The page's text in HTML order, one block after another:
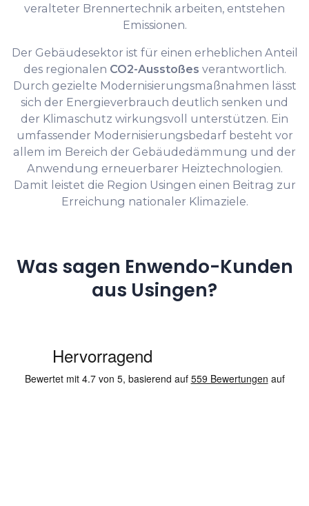
veralteter Brennertechnik arbeiten, entstehen
Emissionen.
Der Gebäudesektor ist für einen erheblichen Anteil
des regionalen CO2-Ausstoßes verantwortlich.
Durch gezielte Modernisierungsmaßnahmen lässt
sich der Energieverbrauch deutlich senken und
der Klimaschutz wirkungsvoll unterstützen. Ein
umfassender Modernisierungsbedarf besteht vor
allem im Bereich der Gebäudedämmung und der
Anwendung erneuerbarer Heiztechnologien.
Damit leistet die Region Usingen einen Beitrag zur
Erreichung nationaler Klimaziele.
Was sagen Enwendo-Kunden
aus Usingen?